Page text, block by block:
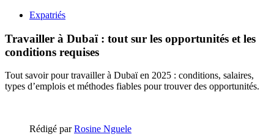
Expatriés
Travailler à Dubaï : tout sur les opportunités et les
conditions requises
Tout savoir pour travailler à Dubaï en 2025 : conditions, salaires,
types d’emplois et méthodes fiables pour trouver des opportunités.
Rédigé parRosine Nguele